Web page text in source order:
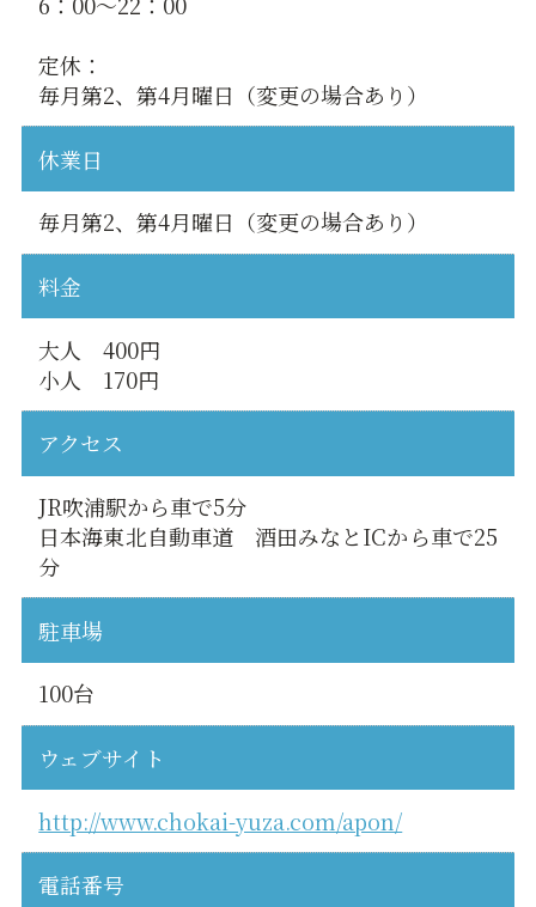
定休：
毎月第2、第4月曜日（変更の場合あり）
休業日
毎月第2、第4月曜日（変更の場合あり）
料金
大人 400円
小人 170円
アクセス
JR吹浦駅から車で5分
日本海東北自動車道 酒田みなとICから車で25
分
駐車場
100台
ウェブサイト
http://www.chokai-yuza.com/apon/
電話番号